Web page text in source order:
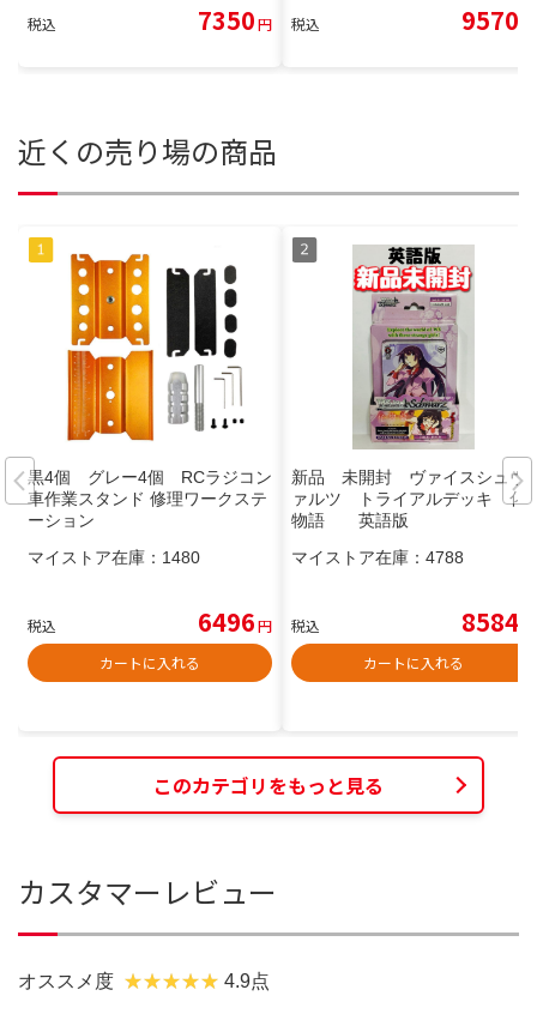
税込 7350円 税込 9570
近くの売り場の商品
黒4個 グレー4個 RCラジコン
車作業スタンド 修理ワークステ
ーション
マイストア在庫： 1480
税込 6496円
カートに入れる
新品 未開封 ヴァイスシュヴ
ァルツ トライアルデッキ 化
物語 英語版
マイストア在庫： 4788
税込 8584
カートに入れる
このカテゴリをもっと見る
カスタマーレビュー
オススメ度 4.9点